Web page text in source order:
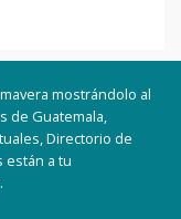
mostrándolo al
de Guatemala,
Directorio de
están a tu